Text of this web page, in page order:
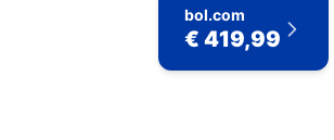
bol.com
€ 419,99